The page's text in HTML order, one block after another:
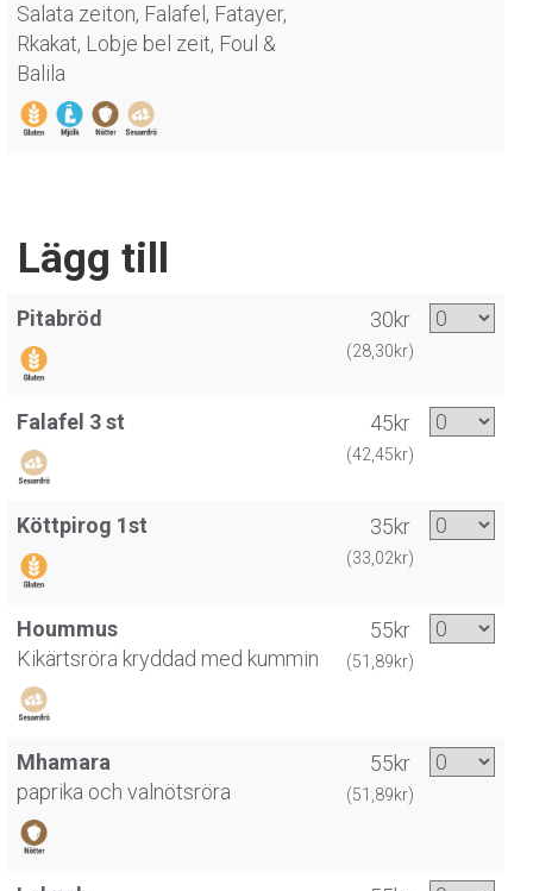
Salata zeiton, Falafel, Fatayer,
Rkakat, Lobje bel zeit, Foul &
Balila
Lägg till
Pitabröd 30kr
(28,30kr)
Falafel 3 st 45kr
(42,45kr)
Köttpirog 1st 35kr
(33,02kr)
Hoummus
Kikärtsröra kryddad med kummin
55kr
(51,89kr)
Mhamara
paprika och valnötsröra
55kr
(51,89kr)